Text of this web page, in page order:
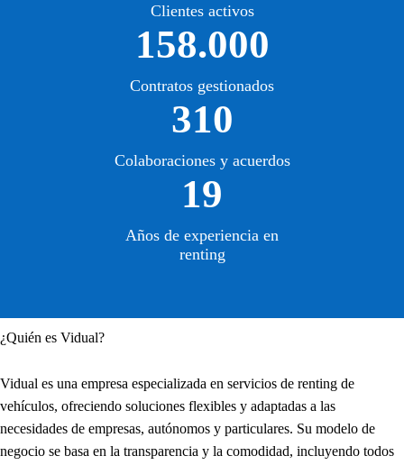
Clientes activos
158.000
Contratos gestionados
310
Colaboraciones y acuerdos
19
Años de experiencia en
renting
¿Quién es Vidual?
Vidual es una empresa especializada en servicios de renting de
vehículos, ofreciendo soluciones flexibles y adaptadas a las
necesidades de empresas, autónomos y particulares. Su modelo de
negocio se basa en la transparencia y la comodidad, incluyendo todos